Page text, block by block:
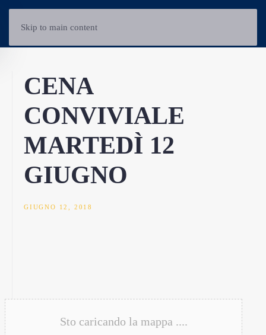
Skip to main content
CENA
CONVIVIALE
MARTEDÌ 12
GIUGNO
GIUGNO 12, 2018
Sto caricando la mappa ....